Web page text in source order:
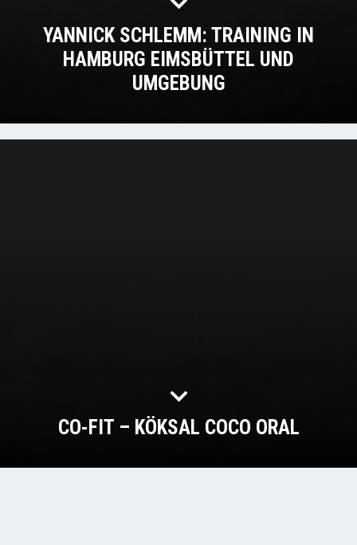
YANNICK SCHLEMM: TRAINING IN
HAMBURG EIMSBÜTTEL UND
UMGEBUNG
CO-FIT – KÖKSAL COCO ORAL